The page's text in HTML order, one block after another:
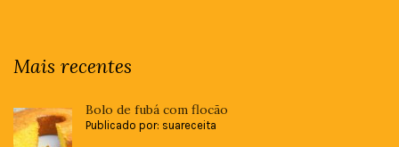
Mais recentes
Bolo de fubá com flocão
Publicado por: suareceita